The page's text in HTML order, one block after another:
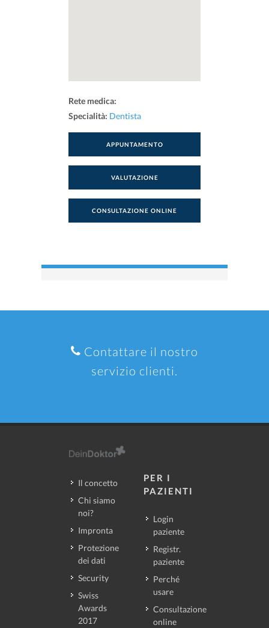
Rete medica:
Specialità: Dentista
APPUNTAMENTO
VALUTAZIONE
CONSULTAZIONE ONLINE
Contattare il nostro
servizio clienti.
Il concetto
Chi siamo
noi?
Impronta
Protezione
dei dati
Security
Swiss
Awards
2017
PER I
PAZIENTI
Login
paziente
Registr.
paziente
Perché
usare
Consultazione
online